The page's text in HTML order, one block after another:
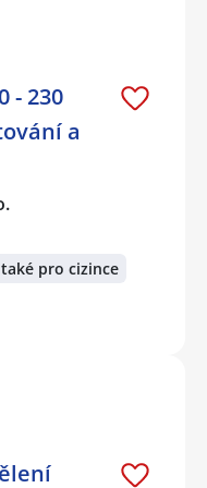
- 230
a
pro cizince